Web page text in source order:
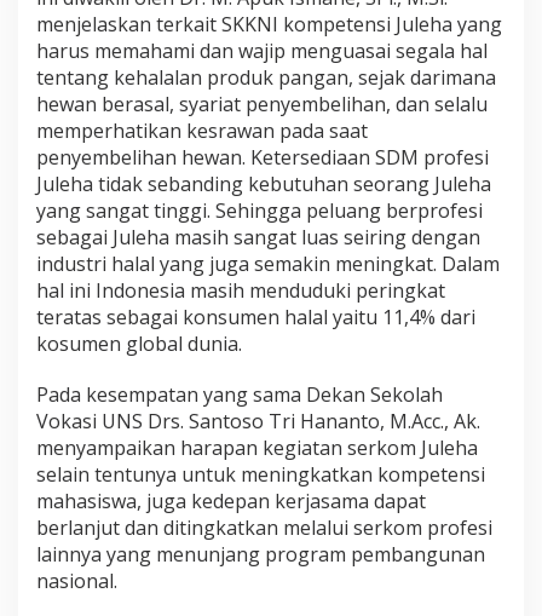
menjelaskan terkait SKKNI kompetensi Juleha yang
harus memahami dan wajip menguasai segala hal
tentang kehalalan produk pangan, sejak darimana
hewan berasal, syariat penyembelihan, dan selalu
memperhatikan kesrawan pada saat
penyembelihan hewan. Ketersediaan SDM profesi
Juleha tidak sebanding kebutuhan seorang Juleha
yang sangat tinggi. Sehingga peluang berprofesi
sebagai Juleha masih sangat luas seiring dengan
industri halal yang juga semakin meningkat. Dalam
hal ini Indonesia masih menduduki peringkat
teratas sebagai konsumen halal yaitu 11,4% dari
kosumen global dunia.
Pada kesempatan yang sama Dekan Sekolah
Vokasi UNS Drs. Santoso Tri Hananto, M.Acc., Ak.
menyampaikan harapan kegiatan serkom Juleha
selain tentunya untuk meningkatkan kompetensi
mahasiswa, juga kedepan kerjasama dapat
berlanjut dan ditingkatkan melalui serkom profesi
lainnya yang menunjang program pembangunan
nasional.